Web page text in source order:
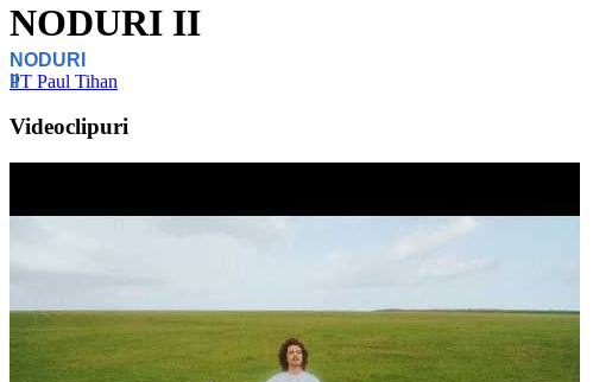
NODURI II
NODURI
II
PT Paul Tihan
Videoclipuri